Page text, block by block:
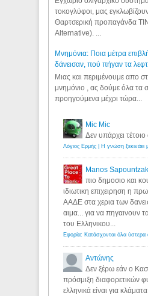
τοκογλύφοι, μας
Θαρτσερική προπαγάνδα
Alternative). ...
Μνημόνια: Ποια μέτρα
δάνεισαν, πού πήγαν τα
Μιας και περιμένουμε απο
μνημόνιο , ας δούμε όλα τα
προηγούμενα μέχρι τώρα...
Mic Mic
Δεν υπάρχει
Manos
πιο δημοσιο και
ιδιωτικη επιχειρηση η
ΑΑΔΕ στα χερια των
αιμα... για να πηγαινουν
του Ελληνικου...
Αντώνης
Δεν ξέρω εάν ο
πρόσμιξη διαφορετικών
ελληνικά είναι για